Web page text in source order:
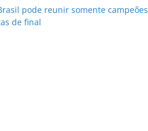
pode reunir somente campeões
de final